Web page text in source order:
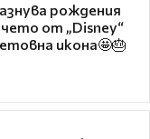
рождения
от „Disney“
икона🤩🎂